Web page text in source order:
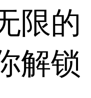
限的
解锁